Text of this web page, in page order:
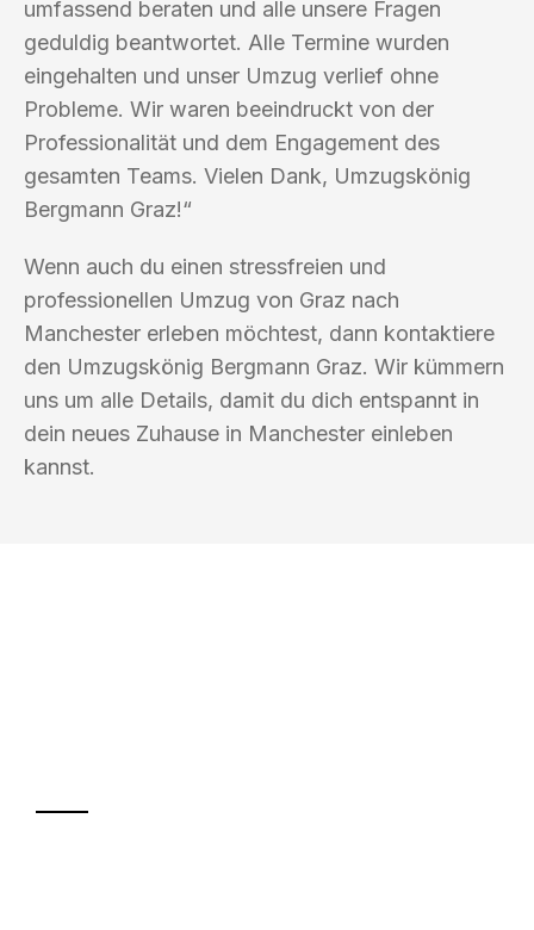
umfassend beraten und alle unsere Fragen
geduldig beantwortet. Alle Termine wurden
eingehalten und unser Umzug verlief ohne
Probleme. Wir waren beeindruckt von der
Professionalität und dem Engagement des
gesamten Teams. Vielen Dank, Umzugskönig
Bergmann Graz!“
Wenn auch du einen stressfreien und
professionellen Umzug von Graz nach
Manchester erleben möchtest, dann kontaktiere
den Umzugskönig Bergmann Graz. Wir kümmern
uns um alle Details, damit du dich entspannt in
dein neues Zuhause in Manchester einleben
kannst.